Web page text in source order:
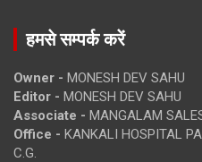
हमसे सम्पर्क करें
Owner - MONESH DEV SAHU
Editor - MONESH DEV SAHU
Associate - MANGALAM
Office - KANKALI HOSPITAL
C.G.